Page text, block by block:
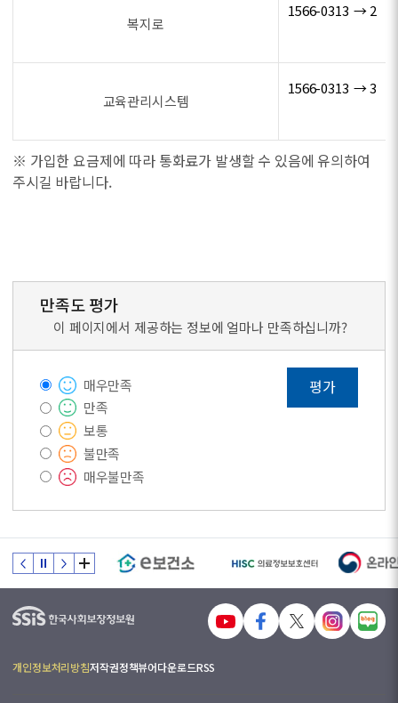
복지로
1566-0313 → 2
교육관리시스템
1566-0313 → 3
※ 가입한 요금제에 따라 통화료가 발생할 수 있음에 유의하여
주시길 바랍니다.
만족도 평가
이 페이지에서 제공하는 정보에 얼마나 만족하십니까?
매우만족
만족
보통
불만족
매우불만족
평가
개인정보처리방침저작권정책뷰어다운로드RSS